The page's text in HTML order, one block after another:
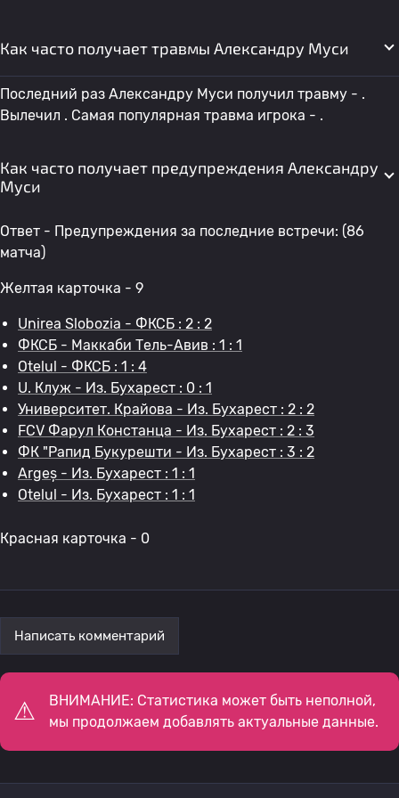
Как часто получает травмы Александру Муси
Последний раз Александру Муси получил травму - .
Вылечил . Самая популярная травма игрока - .
Как часто получает предупреждения Александру
Муси
Ответ - Предупреждения за последние встречи: (86
матча)
Желтая карточка - 9
Unirea Slobozia - ФКСБ : 2 : 2
ФКСБ - Маккаби Тель-Авив : 1 : 1
Otelul - ФКСБ : 1 : 4
U. Клуж - Из. Бухарест : 0 : 1
Университет. Крайова - Из. Бухарест : 2 : 2
FCV Фарул Констанца - Из. Бухарест : 2 : 3
ФК "Рапид Букурешти - Из. Бухарест : 3 : 2
Argeș - Из. Бухарест : 1 : 1
Otelul - Из. Бухарест : 1 : 1
Красная карточка - 0
Написать комментарий
ВНИМАНИЕ: Статистика может быть неполной,
мы продолжаем добавлять актуальные данные.